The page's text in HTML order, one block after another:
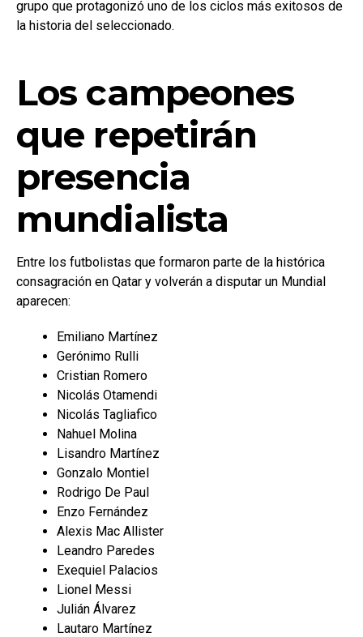
grupo que protagonizó uno de los ciclos más exitosos de
la historia del seleccionado.
Los campeones
que repetirán
presencia
mundialista
Entre los futbolistas que formaron parte de la histórica
consagración en Qatar y volverán a disputar un Mundial
aparecen:
Emiliano Martínez
Gerónimo Rulli
Cristian Romero
Nicolás Otamendi
Nicolás Tagliafico
Nahuel Molina
Lisandro Martínez
Gonzalo Montiel
Rodrigo De Paul
Enzo Fernández
Alexis Mac Allister
Leandro Paredes
Exequiel Palacios
Lionel Messi
Julián Álvarez
Lautaro Martínez